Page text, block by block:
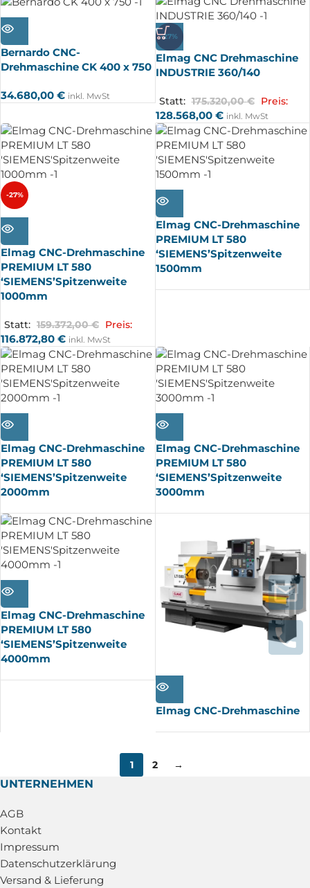
AUSV
ERKA
Bernardo CNC-
Drehmaschine CK 400 x 750
34.680,00 € inkl. MwSt
-27%
Elmag CNC Drehmaschine
INDUSTRIE 360/140
Statt: 175.320,00€ Preis:
128.568,00 € inkl. MwSt
-27%
AUSV
ERKA
Elmag CNC-Drehmaschine
PREMIUM LT 580
‘SIEMENS’Spitzenweite
1000mm
Statt: 159.372,00€ Preis:
116.872,80 € inkl. MwSt
AUSV
ERKA
UFT
Elmag CNC-Drehmaschine
PREMIUM LT 580
‘SIEMENS’Spitzenweite
1500mm
AUSV
ERKA
Elmag CNC-Drehmaschine
PREMIUM LT 580
‘SIEMENS’Spitzenweite
2000mm
AUSV
ERKA
UFT
Elmag CNC-Drehmaschine
PREMIUM LT 580
‘SIEMENS’Spitzenweite
3000mm
AUSV
ERKA
Elmag CNC-Drehmaschine
PREMIUM LT 580
‘SIEMENS’Spitzenweite
4000mm
AUSV
ERKA
UFT
Elmag CNC-Drehmaschine
1 2 →
UNTERNEHMEN
AGB
Kontakt
Impressum
Datenschutzerklärung
Versand & Lieferung